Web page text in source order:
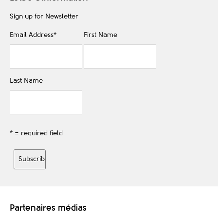
Sign up for Newsletter
Email Address* First Name
Last Name
* = required field
Partenaires médias